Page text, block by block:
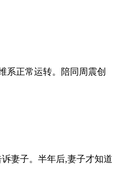
正常运转。陪同周震创
妻子。半年后,妻子才知道